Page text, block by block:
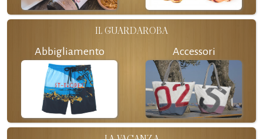
IL GUARDAROBA
Abbigliamento Accessori